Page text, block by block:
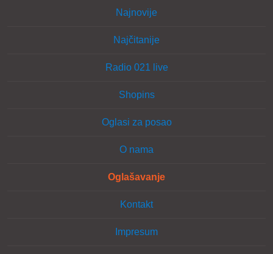
Najnovije
Najčitanije
Radio 021 live
Shopins
Oglasi za posao
O nama
Oglašavanje
Kontakt
Impresum